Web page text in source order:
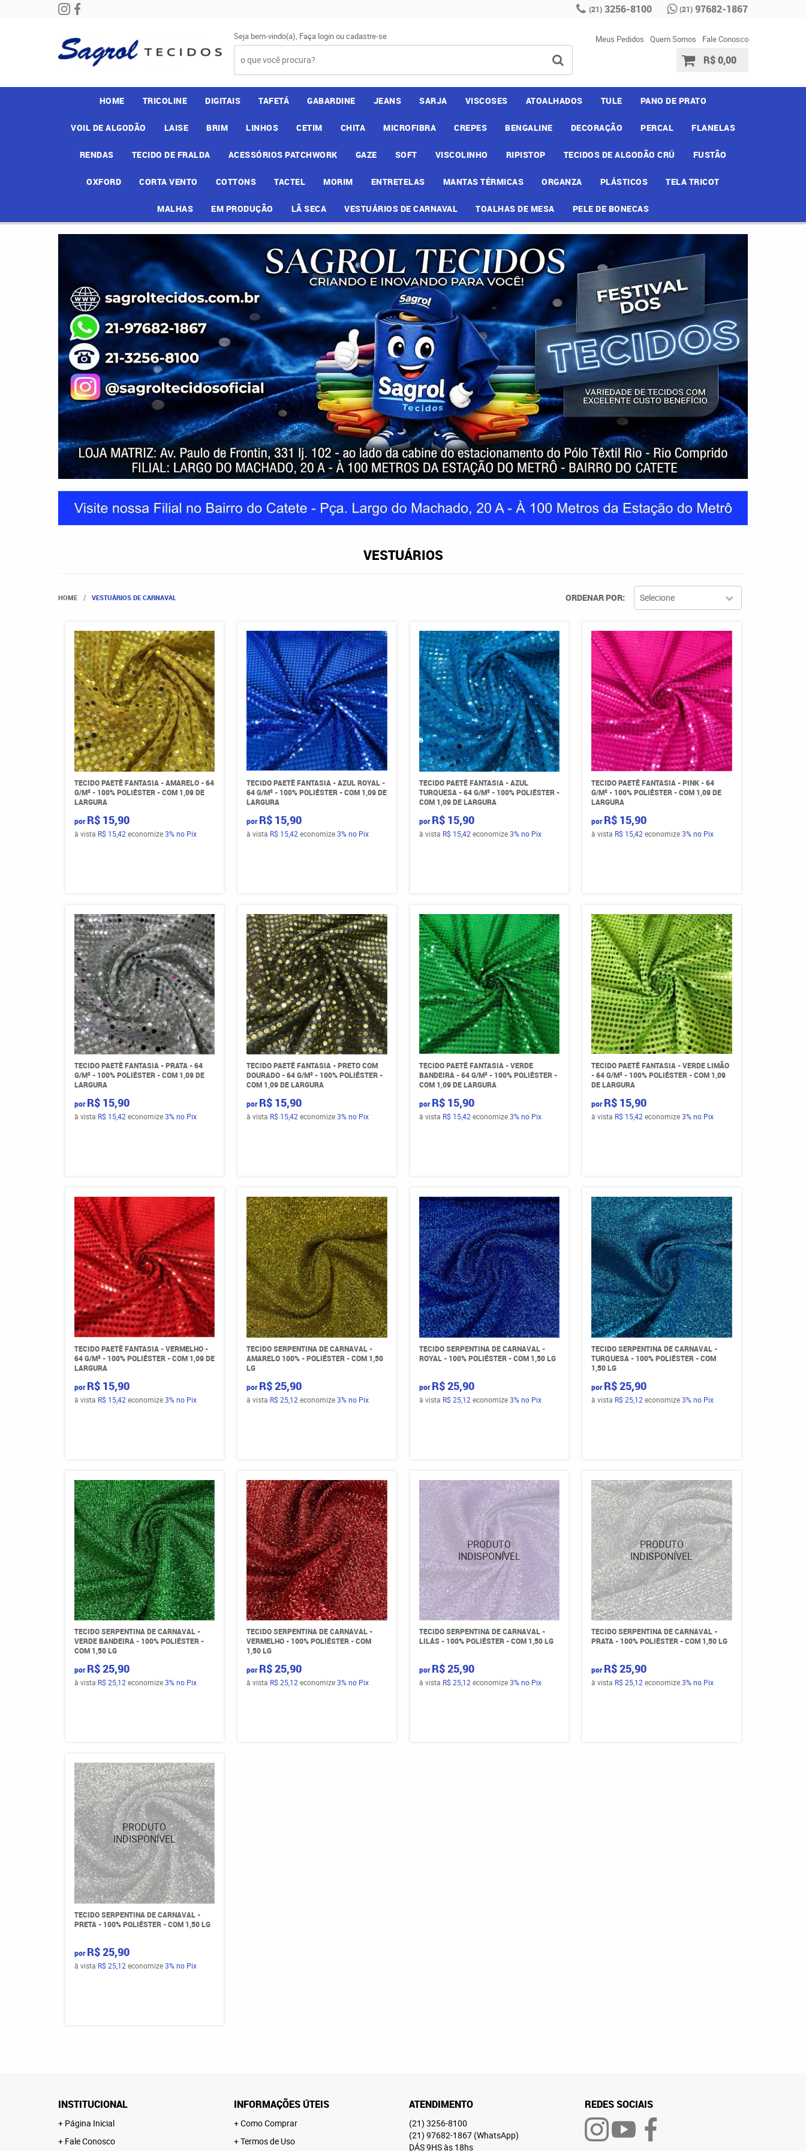
(21) 3256-8100 (21) 97682-1867
Seja bem-vindo(a), Faça loginoucadastre-se Meus Pedidos Quem Somos Fale Conosco
R$ 0,00
HOME TRICOLINE DIGITAIS TAFETÁ GABARDINE JEANS SARJA VISCOSES ATOALHADOS TULE PANO DE PRATO
VOIL DE ALGODÃO LAISE BRIM LINHOS CETIM CHITA MICROFIBRA CREPES BENGALINE DECORAÇÃO PERCAL FLANELAS
RENDAS TECIDO DE FRALDA ACESSÓRIOS PATCHWORK GAZE SOFT VISCOLINHO RIPISTOP TECIDOS DE ALGODÃO CRÚ FUSTÃO
OXFORD CORTA VENTO COTTONS TACTEL MORIM ENTRETELAS MANTAS TÉRMICAS ORGANZA PLÁSTICOS TELA TRICOT
MALHAS EM PRODUÇÃO LÃ SECA VESTUÁRIOS DE CARNAVAL TOALHAS DE MESA PELE DE BONECAS
VESTUÁRIOS
HOME VESTUÁRIOS DE CARNAVAL ORDENAR POR Selecione
TECIDO PAETÊ FANTASIA - AMARELO - 64
G/M² - 100% POLIÉSTER - COM 1,09 DE
LARGURA
por R$ 15,90
à vista R$ 15,42 economize3% no Pix
TECIDO PAETÊ FANTASIA - AZUL ROYAL -
64 G/M² - 100% POLIÉSTER - COM 1,09 DE
LARGURA
por R$ 15,90
à vista R$ 15,42 economize3%no Pix
TECIDO PAETÊ FANTASIA - AZUL
TURQUESA - 64 G/M² - 100% POLIÉSTER -
COM 1,09 DE LARGURA
por R$ 15,90
à vista R$ 15,42 economize3% no Pix
TECIDO PAETÊ FANTASIA - PINK - 64
G/M² - 100% POLIÉSTER - COM 1,09 DE
LARGURA
por R$ 15,90
à vista R$ 15,42 economize3%no Pix
TECIDO PAETÊ FANTASIA - PRATA - 64
G/M² - 100% POLIÉSTER - COM 1,09 DE
LARGURA
por R$ 15,90
à vista R$ 15,42 economize3% no Pix
TECIDO PAETÊ FANTASIA - PRETO COM
DOURADO - 64 G/M² - 100% POLIÉSTER -
COM 1,09 DE LARGURA
por R$ 15,90
à vista R$ 15,42 economize3%no Pix
TECIDO PAETÊ FANTASIA - VERDE
BANDEIRA - 64 G/M² - 100% POLIÉSTER -
COM 1,09 DE LARGURA
por R$ 15,90
à vista R$ 15,42 economize3% no Pix
TECIDO PAETÊ FANTASIA - VERDE LIMÃO
- 64 G/M² - 100% POLIÉSTER - COM 1,09
DE LARGURA
por R$ 15,90
à vista R$ 15,42 economize3%no Pix
TECIDO PAETÊ FANTASIA - VERMELHO -
64 G/M² - 100% POLIÉSTER - COM 1,09 DE
LARGURA
por R$ 15,90
à vista R$ 15,42 economize3% no Pix
TECIDO SERPENTINA DE CARNAVAL -
AMARELO 100% - POLIÉSTER - COM 1,50
LG
por R$ 25,90
à vista R$ 25,12 economize3%no Pix
TECIDO SERPENTINA DE CARNAVAL -
ROYAL - 100% POLIÉSTER - COM 1,50 LG
por R$ 25,90
à vista R$ 25,12 economize3% no Pix
TECIDO SERPENTINA DE CARNAVAL -
TURQUESA - 100% POLIÉSTER - COM
1,50 LG
por R$ 25,90
à vista R$ 25,12 economize3%no Pix
TECIDO SERPENTINA DE CARNAVAL -
VERDE BANDEIRA - 100% POLIÉSTER -
COM 1,50 LG
por R$ 25,90
à vista R$ 25,12 economize3% no Pix
TECIDO SERPENTINA DE CARNAVAL -
VERMELHO - 100% POLIÉSTER - COM
1,50 LG
por R$ 25,90
à vista R$ 25,12 economize3%no Pix
TECIDO SERPENTINA DE CARNAVAL -
LILÁS - 100% POLIÉSTER - COM 1,50 LG
por R$ 25,90
à vista R$ 25,12 economize3% no Pix
TECIDO SERPENTINA DE CARNAVAL -
PRATA - 100% POLIÉSTER - COM 1,50 LG
por R$ 25,90
à vista R$ 25,12 economize3%no Pix
TECIDO SERPENTINA DE CARNAVAL -
PRETA - 100% POLIÉSTER - COM 1,50 LG
por R$ 25,90
à vista R$ 25,12 economize3% no Pix
INSTITUCIONAL
Página Inicial
Fale Conosco
INFORMAÇÕES ÚTEIS
Como Comprar
Termos de Uso
ATENDIMENTO
(21) 3256-8100
(21) 97682-1867 (WhatsApp)
DÁS 9HS às 18hs
REDES SOCIAIS